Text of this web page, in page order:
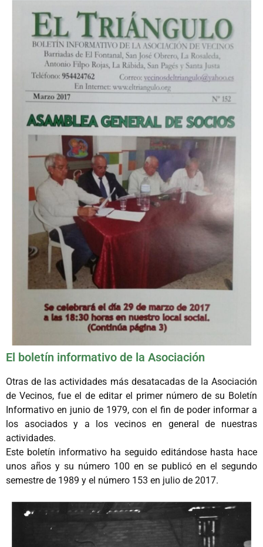
El boletín informativo de la Asociación
Otras de las actividades más desatacadas de la Asociación
de Vecinos, fue el de editar el primer número de su Boletín
Informativo en junio de 1979, con el fin de poder informar a
los asociados y a los vecinos en general de nuestras
actividades.
Este boletín informativo ha seguido editándose hasta hace
unos años y su número 100 en se publicó en el segundo
semestre de 1989 y el número 153 en julio de 2017.